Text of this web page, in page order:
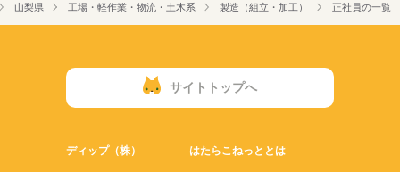
山梨県 工場・軽作業・物流・土木系 製造（組立・加工） 正社員の一覧
サイトトップへ
ディップ（株） はたらこねっととは